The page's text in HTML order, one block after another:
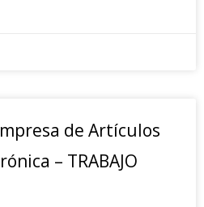
de Artículos
– TRABAJO